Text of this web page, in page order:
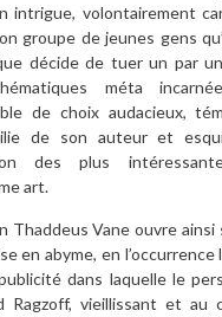
intrigue, volontairement
groupe de jeunes gens
décide de tuer un par
méta
de choix audacieux,
de son auteur et
des plus
art.
Thaddeus Vane ouvre ainsi
en abyme, en
dans laquelle le
Ragzoff, vieillissant et au